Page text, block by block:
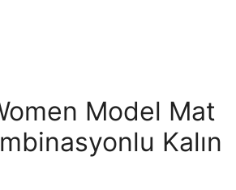
Model Mat
Kalın